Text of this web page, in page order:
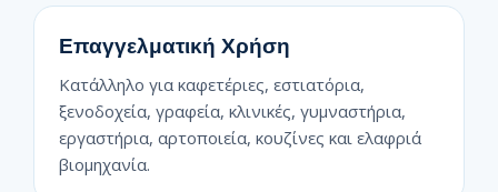
Επαγγελματική Χρήση
Κατάλληλο για καφετέριες, εστιατόρια,
ξενοδοχεία, γραφεία, κλινικές, γυμναστήρια,
εργαστήρια, αρτοποιεία, κουζίνες και ελαφριά
βιομηχανία.